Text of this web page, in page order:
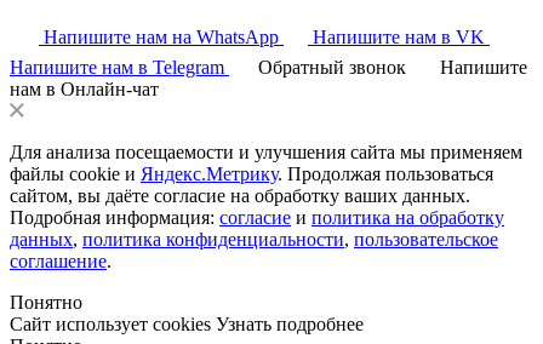
Напишите нам на WhatsApp
Напишите нам в VK
Напишите нам в Telegram
Обратный звонок
Напишите
нам в Онлайн-чат
Для анализа посещаемости и улучшения сайта мы применяем
файлы cookie и Яндекс.Метрику. Продолжая пользоваться
сайтом, вы даёте согласие на обработку ваших данных.
Подробная информация: согласие и политика на обработку
данных, политика конфиденциальности, пользовательское
соглашение.
Понятно
Сайт использует cookies Узнать подробнее